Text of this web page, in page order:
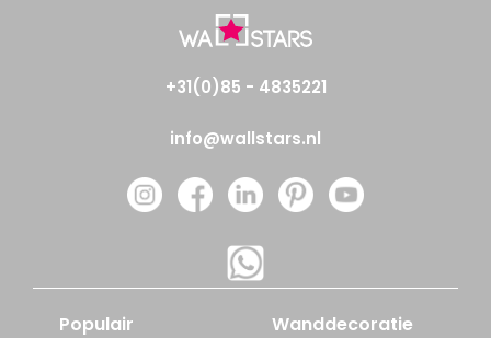
+31(0)85 - 4835221
info@wallstars.nl
Populair Wanddecoratie